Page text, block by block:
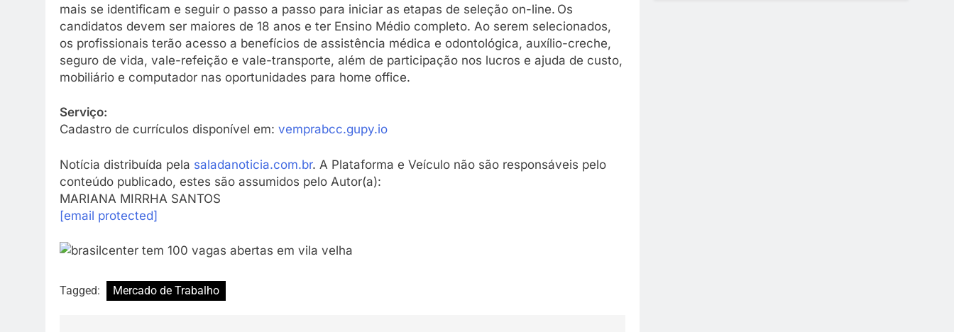
mais se identificam e seguir o passo a passo para iniciar as etapas de seleção on-line. Os
candidatos devem ser maiores de 18 anos e ter Ensino Médio completo. Ao serem selecionados,
os profissionais terão acesso a benefícios de assistência médica e odontológica, auxílio-creche,
seguro de vida, vale-refeição e vale-transporte, além de participação nos lucros e ajuda de custo,
mobiliário e computador nas oportunidades para home office.
Serviço:
Cadastro de currículos disponível em: vemprabcc.gupy.io
Notícia distribuída pela saladanoticia.com.br. A Plataforma e Veículo não são responsáveis pelo
conteúdo publicado, estes são assumidos pelo Autor(a):
MARIANA MIRRHA SANTOS
[email protected]
Tagged: Mercado de Trabalho